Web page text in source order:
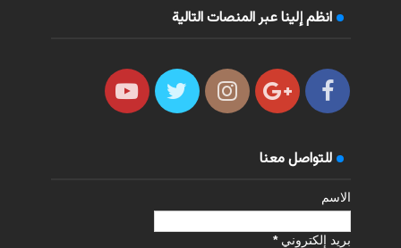
انظم إلينا عبر المنصات التالية
للتواصل معنا
الاسم
بريد إلكتروني*